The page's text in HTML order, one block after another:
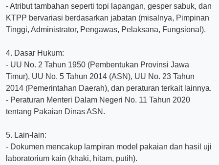
- Atribut tambahan seperti topi lapangan, gesper sabuk, dan
KTPP bervariasi berdasarkan jabatan (misalnya, Pimpinan
Tinggi, Administrator, Pengawas, Pelaksana, Fungsional).
4. Dasar Hukum:
- UU No. 2 Tahun 1950 (Pembentukan Provinsi Jawa
Timur), UU No. 5 Tahun 2014 (ASN), UU No. 23 Tahun
2014 (Pemerintahan Daerah), dan peraturan terkait lainnya.
- Peraturan Menteri Dalam Negeri No. 11 Tahun 2020
tentang Pakaian Dinas ASN.
5. Lain-lain:
- Dokumen mencakup lampiran model pakaian dan hasil uji
laboratorium kain (khaki, hitam, putih).